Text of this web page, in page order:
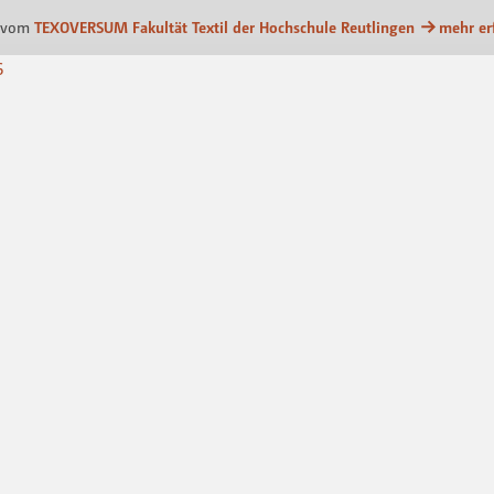
TEXOVERSUM Fakultät Textil der Hochschule Reutlingen mehr